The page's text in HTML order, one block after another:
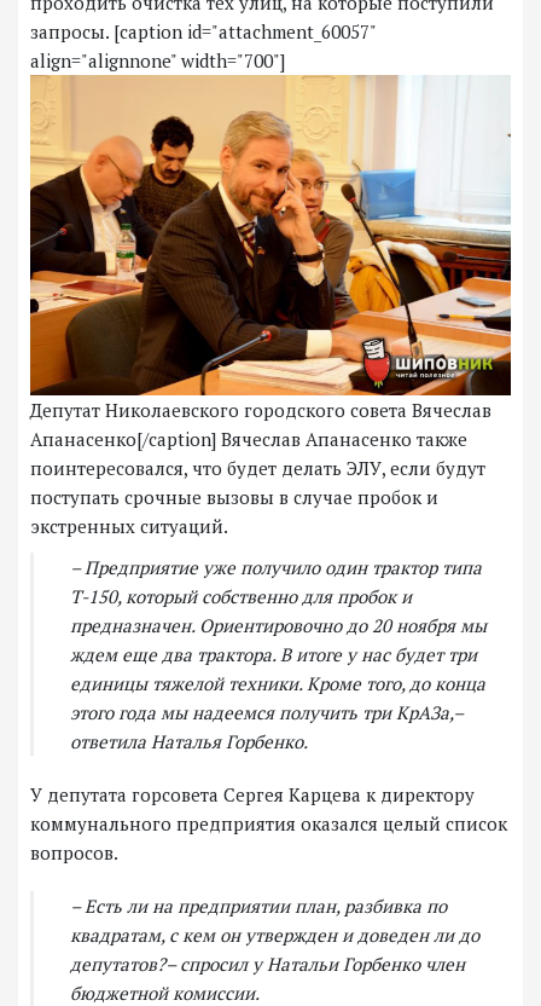
запросы. [caption id="attachment_60057"
align="alignnone" width="700"]
Депутат Николаевского городского совета Вячеслав
Апанасенко[/caption] Вячеслав Апанасенко также
поинтересовался, что будет делать ЭЛУ, если будут
поступать срочные вызовы в случае пробок и
экстренных ситуаций.
– Предприятие уже получило один трактор типа
Т-150, который собственно для пробок и
предназначен. Ориентировочно до 20 ноября мы
ждем еще два трактора. В итоге у нас будет три
единицы тяжелой техники. Кроме того, до конца
этого года мы надеемся получить три КрАЗа,–
ответила Наталья Горбенко.
У депутата горсовета Сергея Карцева к директору
коммунального предприятия оказался целый список
вопросов.
– Есть ли на предприятии план, разбивка по
квадратам, с кем он утвержден и доведен ли до
депутатов?– спросил у Натальи Горбенко член
бюджетной комиссии.